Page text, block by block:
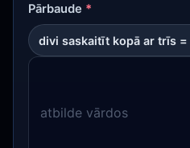
Pārbaude *
divi saskaitīt kopā ar trīs =